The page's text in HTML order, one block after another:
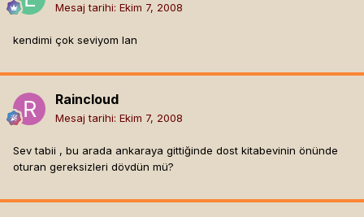
Mesaj tarihi: Ekim 7, 2008
kendimi çok seviyom lan
Raincloud
Mesaj tarihi: Ekim 7, 2008
Sev tabii , bu arada ankaraya gittiğinde dost kitabevinin önünde
oturan gereksizleri dövdün mü?